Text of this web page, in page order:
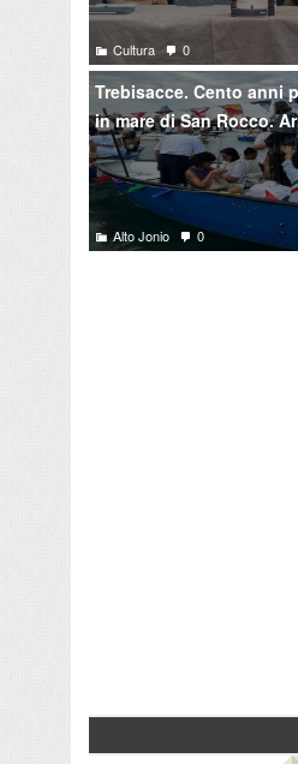
Cultura 0
Trebisacce. Cento anni
in mare di San Rocco.
Alto Jonio 0